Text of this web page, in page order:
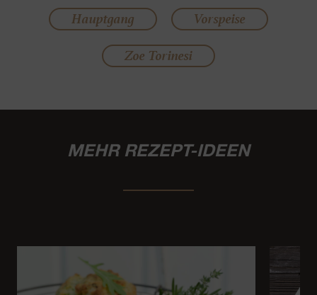
Hauptgang
Vorspeise
Zoe Torinesi
MEHR REZEPT-IDEEN